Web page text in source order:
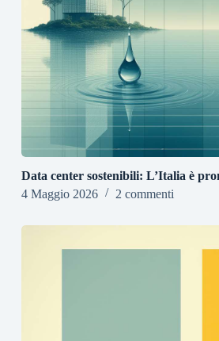
Data center sostenibili: L’Italia è
4 Maggio 2026
2 commenti